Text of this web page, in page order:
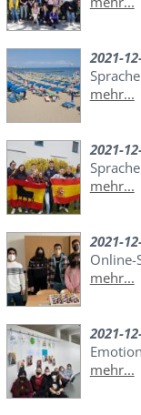
2021-
mehr...
2021-
mehr...
2021-
Online-
mehr...
2021-
mehr...